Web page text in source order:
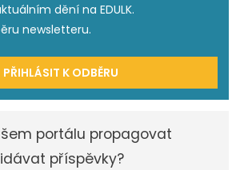
dění na EDULK.
newsletteru.
PŘIHLÁSIT K ODBĚRU
portálu propagovat
příspěvky?